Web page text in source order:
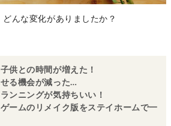
んな変化がありましたか？
供との時間が増えた！
る機会が減った…
ンニングが気持ちいい！
ームのリメイク版をステイホームで一